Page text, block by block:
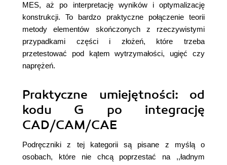
MES, aż po interpretację wyników i optymalizację
konstrukcji. To bardzo praktyczne połączenie teorii
metody elementów skończonych z rzeczywistymi
przypadkami części i złożeń, które trzeba
przetestować pod kątem wytrzymałości, ugięć czy
naprężeń.
Praktyczne umiejętności: od
kodu G po integrację
CAD/CAM/CAE
Podręczniki z tej kategorii są pisane z myślą o
osobach, które nie chcą poprzestać na ,,ładnym